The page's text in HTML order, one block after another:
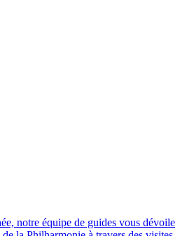
notre équipe de guides vous dévoile